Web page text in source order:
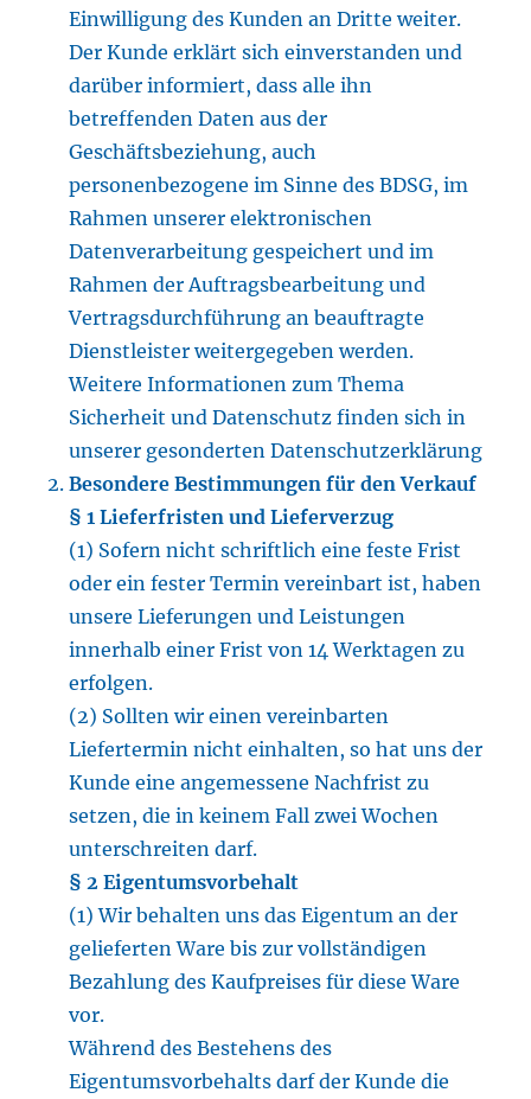
Einwilligung des Kunden an Dritte weiter.
Der Kunde erklärt sich einverstanden und
darüber informiert, dass alle ihn
betreffenden Daten aus der
Geschäftsbeziehung, auch
personenbezogene im Sinne des BDSG, im
Rahmen unserer elektronischen
Datenverarbeitung gespeichert und im
Rahmen der Auftragsbearbeitung und
Vertragsdurchführung an beauftragte
Dienstleister weitergegeben werden.
Weitere Informationen zum Thema
Sicherheit und Datenschutz finden sich in
unserer gesonderten Datenschutzerklärung
Besondere Bestimmungen für den Verkauf
§ 1 Lieferfristen und Lieferverzug
(1) Sofern nicht schriftlich eine feste Frist
oder ein fester Termin vereinbart ist, haben
unsere Lieferungen und Leistungen
innerhalb einer Frist von 14 Werktagen zu
erfolgen.
(2) Sollten wir einen vereinbarten
Liefertermin nicht einhalten, so hat uns der
Kunde eine angemessene Nachfrist zu
setzen, die in keinem Fall zwei Wochen
unterschreiten darf.
§ 2 Eigentumsvorbehalt
(1) Wir behalten uns das Eigentum an der
gelieferten Ware bis zur vollständigen
Bezahlung des Kaufpreises für diese Ware
vor.
Während des Bestehens des
Eigentumsvorbehalts darf der Kunde die